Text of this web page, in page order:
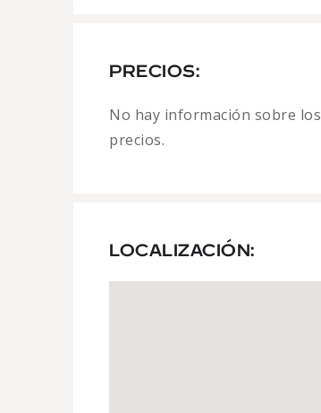
PRECIOS:
No hay información sobre los
precios.
LOCALIZACIÓN: